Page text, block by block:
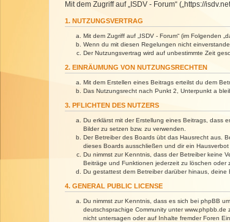
Mit dem Zugriff auf „ISDV - Forum“ („https://
1. NUTZUNGSVERTRAG
Mit dem Zugriff auf „ISDV - Forum“ (im Folgenden
Wenn du mit diesen Regelungen nicht
Der Nutzungsvertrag wird auf unbestimmte Zeit
2. EINRÄUMUNG VON NUTZUNGSRECHTEN
Mit dem Erstellen eines Beitrags erteilst du dem
Das Nutzungsrecht nach Punkt 2, Unterpunkt a
3. PFLICHTEN DES NUTZERS
Du erklärst mit der Erstellung eines Beitrags, dass
Bilder zu setzen bzw. zu verwenden.
Der Betreiber des Boards übt das Hausrecht aus.
dieses Boards ausschließen und dir ein Hausverbot
Du nimmst zur Kenntnis, dass der Betreiber keine
Beiträge und Funktionen jederzeit zu löschen oder
Du gestattest dem Betreiber darüber hinaus,
4. GENERAL PUBLIC LICENSE
Du nimmst zur Kenntnis, dass es sich bei phpBB um
deutschsprachige Community unter
nicht untersagen oder auf Inhalte fremder Foren